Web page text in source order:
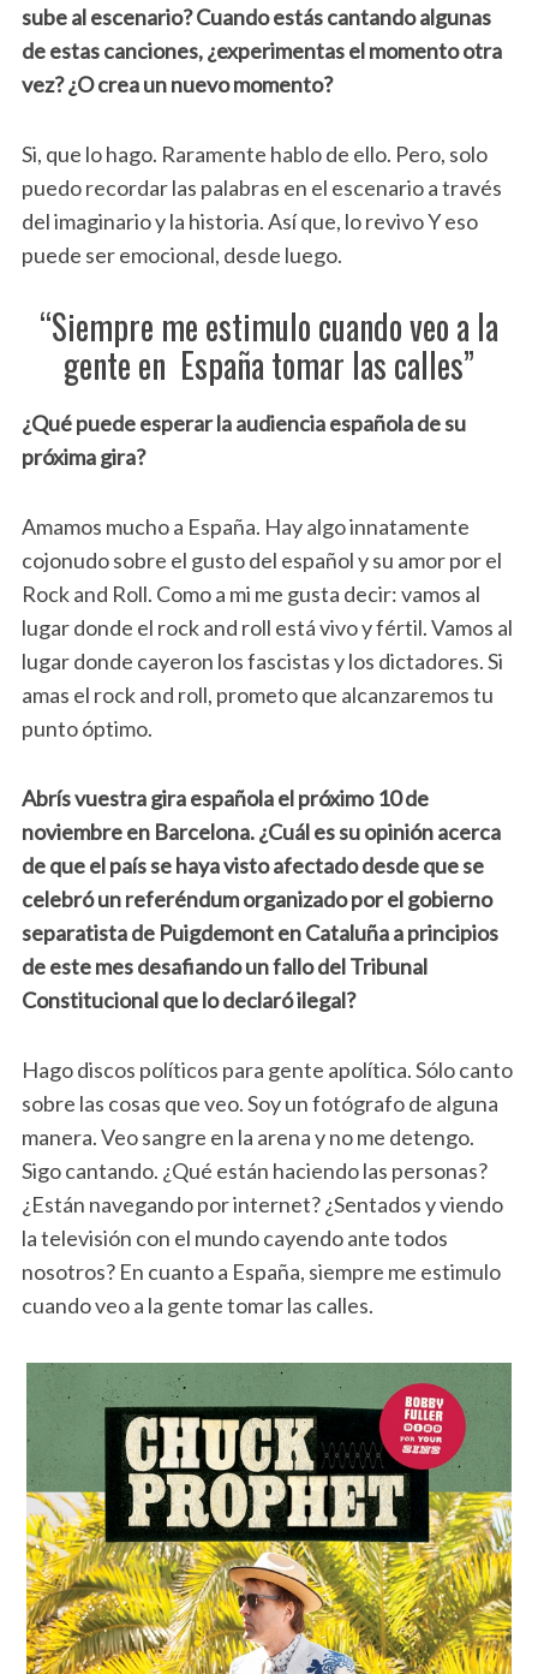
sube al escenario? Cuando estás cantando algunas
de estas canciones, ¿experimentas el momento otra
vez? ¿O crea un nuevo momento?
Si, que lo hago. Raramente hablo de ello. Pero, solo
puedo recordar las palabras en el escenario a través
del imaginario y la historia. Así que, lo revivo Y eso
puede ser emocional, desde luego.
“Siempre me estimulo cuando veo a la
gente en España tomar las calles”
¿Qué puede esperar la audiencia española de su
próxima gira?
Amamos mucho a España. Hay algo innatamente
cojonudo sobre el gusto del español y su amor por el
Rock and Roll. Como a mi me gusta decir: vamos al
lugar donde el rock and roll está vivo y fértil. Vamos al
lugar donde cayeron los fascistas y los dictadores. Si
amas el rock and roll, prometo que alcanzaremos tu
punto óptimo.
Abrís vuestra gira española el próximo 10 de
noviembre en Barcelona. ¿Cuál es su opinión acerca
de que el país se haya visto afectado desde que se
celebró un referéndum organizado por el gobierno
separatista de Puigdemont en Cataluña a principios
de este mes desafiando un fallo del Tribunal
Constitucional que lo declaró ilegal?
Hago discos políticos para gente apolítica. Sólo canto
sobre las cosas que veo. Soy un fotógrafo de alguna
manera. Veo sangre en la arena y no me detengo.
Sigo cantando. ¿Qué están haciendo las personas?
¿Están navegando por internet? ¿Sentados y viendo
la televisión con el mundo cayendo ante todos
nosotros? En cuanto a España, siempre me estimulo
cuando veo a la gente tomar las calles.